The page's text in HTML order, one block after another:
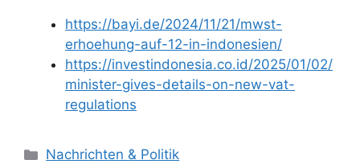
https://bayi.de/2024/11/21/mwst-
erhoehung-auf-12-in-indonesien/
https://investindonesia.co.id/2025/01/02/
minister-gives-details-on-new-vat-
regulations
Kategorien
Nachrichten & Politik